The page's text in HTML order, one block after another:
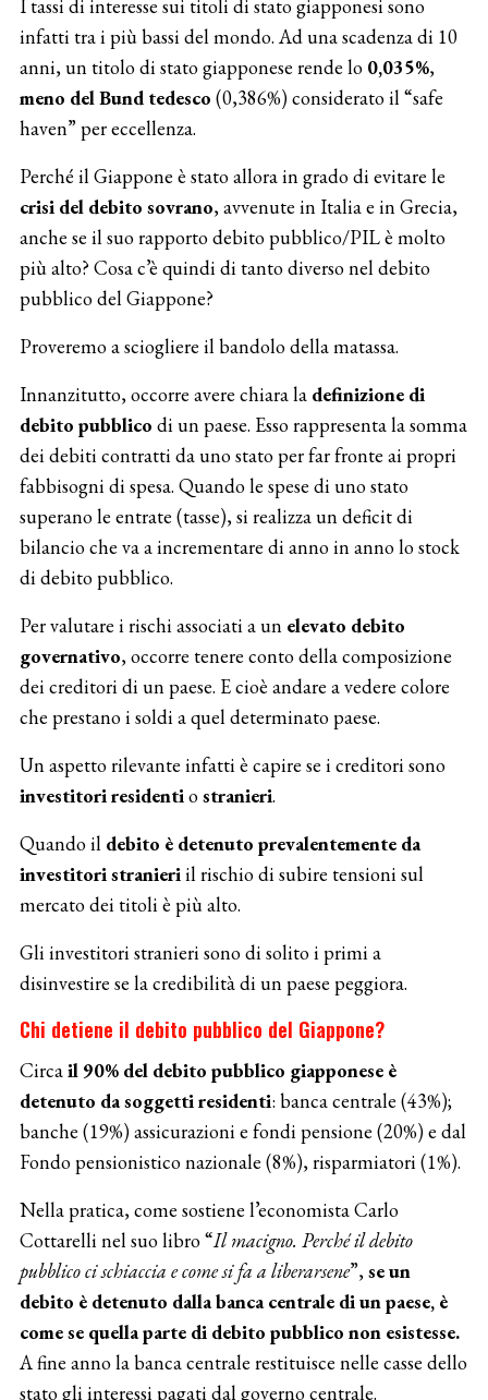
I tassi di interesse sui titoli di stato giapponesi sono
infatti tra i più bassi del mondo. Ad una scadenza di 10
anni, un titolo di stato giapponese rende lo 0,035%,
meno del Bund tedesco (0,386%) considerato il “safe
haven” per eccellenza.
Perché il Giappone è stato allora in grado di evitare le
crisi del debito sovrano, avvenute in Italia e in Grecia,
anche se il suo rapporto debito pubblico/PIL è molto
più alto? Cosa c’è quindi di tanto diverso nel debito
pubblico del Giappone?
Proveremo a sciogliere il bandolo della matassa.
Innanzitutto, occorre avere chiara la definizione di
debito pubblico di un paese. Esso rappresenta la somma
dei debiti contratti da uno stato per far fronte ai propri
fabbisogni di spesa. Quando le spese di uno stato
superano le entrate (tasse), si realizza un deficit di
bilancio che va a incrementare di anno in anno lo stock
di debito pubblico.
Per valutare i rischi associati a un elevato debito
governativo, occorre tenere conto della composizione
dei creditori di un paese. E cioè andare a vedere colore
che prestano i soldi a quel determinato paese.
Un aspetto rilevante infatti è capire se i creditori sono
investitori residentiostranieri.
Quando il debito è detenuto prevalentemente da
investitori stranieriil rischio di subire tensioni sul
mercato dei titoli è più alto.
Gli investitori stranieri sono di solito i primi a
disinvestire se la credibilità di un paese peggiora.
Chi detiene il debito pubblico del Giappone?
Circail 90% del debito pubblico giapponese è
detenuto da soggetti residenti: banca centrale (43%);
banche (19%) assicurazioni e fondi pensione (20%) e dal
Fondo pensionistico nazionale (8%), risparmiatori (1%).
Nella pratica, come sostiene l’economista Carlo
Cottarelli nel suo libro “Il macigno. Perché il debito
pubblico ci schiaccia e come si fa a liberarsene”,se un
debito è detenuto dalla banca centrale di un paese, è
come se quella parte di debito pubblico non esistesse.
A fine anno la banca centrale restituisce nelle casse dello
stato gli interessi pagati dal governo centrale.